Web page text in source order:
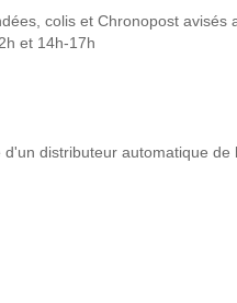
colis et Chronopost avisés
et 14h-17h
distributeur automatique de